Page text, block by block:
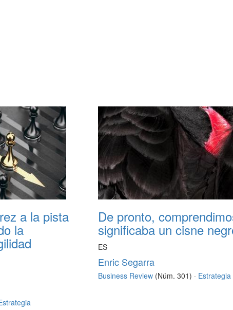
a la pista
la
De pronto,
significaba un cisne
ES
Enric Segarra
Business Review (Núm. 301) · Estrategia